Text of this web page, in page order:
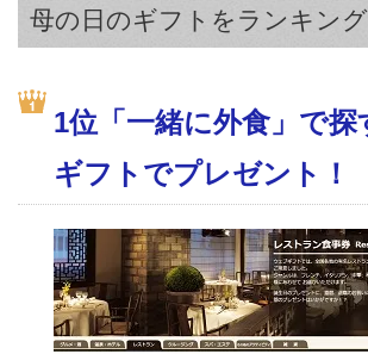
母の日のギフトをランキング
1位「一緒に外食」で探
ギフトでプレゼント！